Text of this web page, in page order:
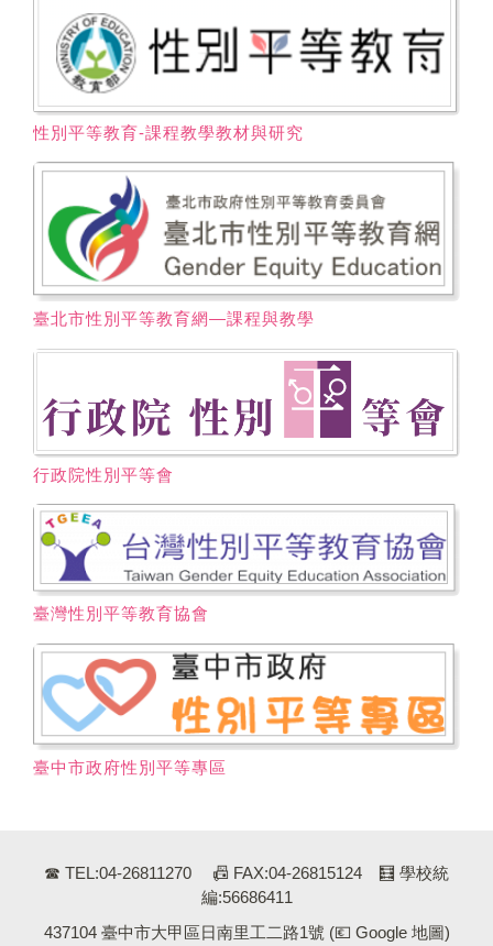
性別平等教育-課程教學教材與研究
臺北市性別平等教育網―課程與教學
行政院性別平等會
臺灣性別平等教育協會
臺中市政府性別平等專區
☎ TEL:04-26811270 📠 FAX:04-26815124 🧮 學校統
編:56686411
437104 臺中市大甲區日南里工二路1號 (💶 Google 地圖)